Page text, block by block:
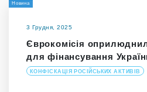
Новина
3 Грудня, 2025
Єврокомісія
для фінансування
КОНФІСКАЦІЯ РОСІЙСЬКИХ АКТИВІВ